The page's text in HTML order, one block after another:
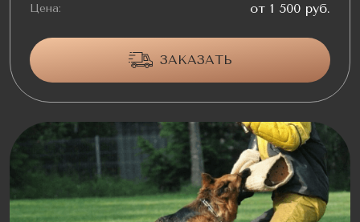
Цена: от 1 500 руб.
ЗАКАЗАТЬ